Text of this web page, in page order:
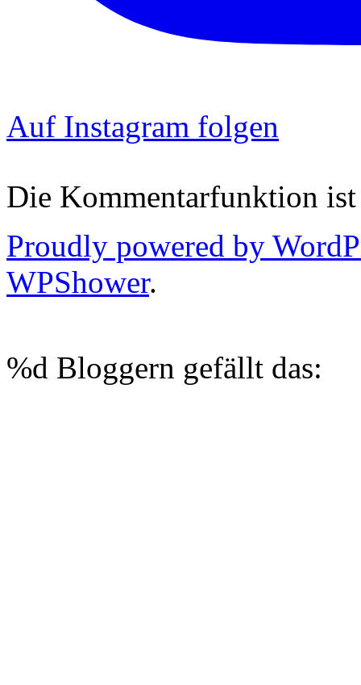
Auf Instagram folgen
Die Kommentarfunktion ist
Proudly powered by
WPShower.
%d Bloggern gefällt das: